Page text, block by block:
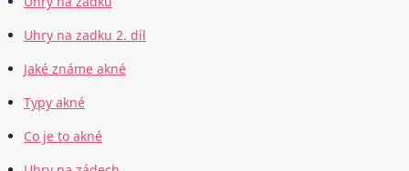
Uhry na zadku 2. díl
Jaké známe akné
Typy akné
Co je to akné